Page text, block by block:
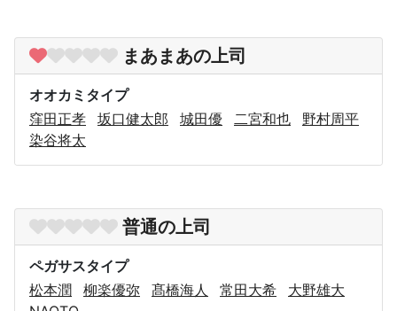
まあまあの上司
オオカミタイプ
窪田正孝
坂口健太郎 城田優 二宮和也
野村周平
染谷将太
普通の上司
ペガサスタイプ
松本潤
柳楽優弥 髙橋海人 常田大希
大野雄大